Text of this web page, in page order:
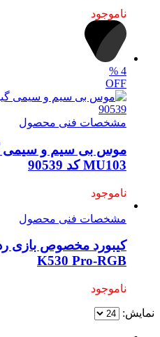
ناموجود
4
%
OFF
مشخصات فنی محصول
موس بی سیم و سیمی
MU103 کد 90539
ناموجود
مشخصات فنی محصول
K530 Pro-RGB
ناموجود
نمایش: